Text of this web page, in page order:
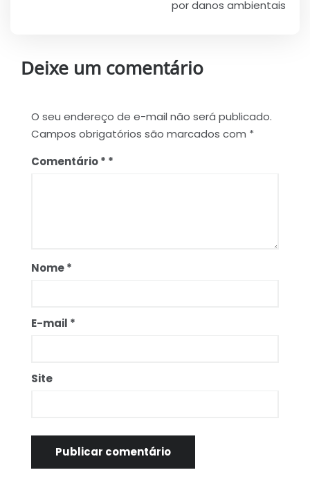
por danos ambientais
Deixe um comentário
O seu endereço de e-mail não será publicado.
Campos obrigatórios são marcados com *
Comentário*
Nome*
E-mail *
Site